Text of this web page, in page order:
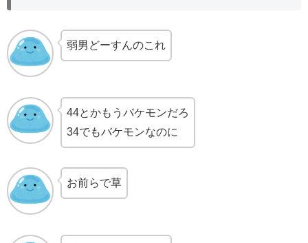
弱男どーすんのこれ
44とかもうバケモンだろ
34でもバケモンなのに
お前らで草